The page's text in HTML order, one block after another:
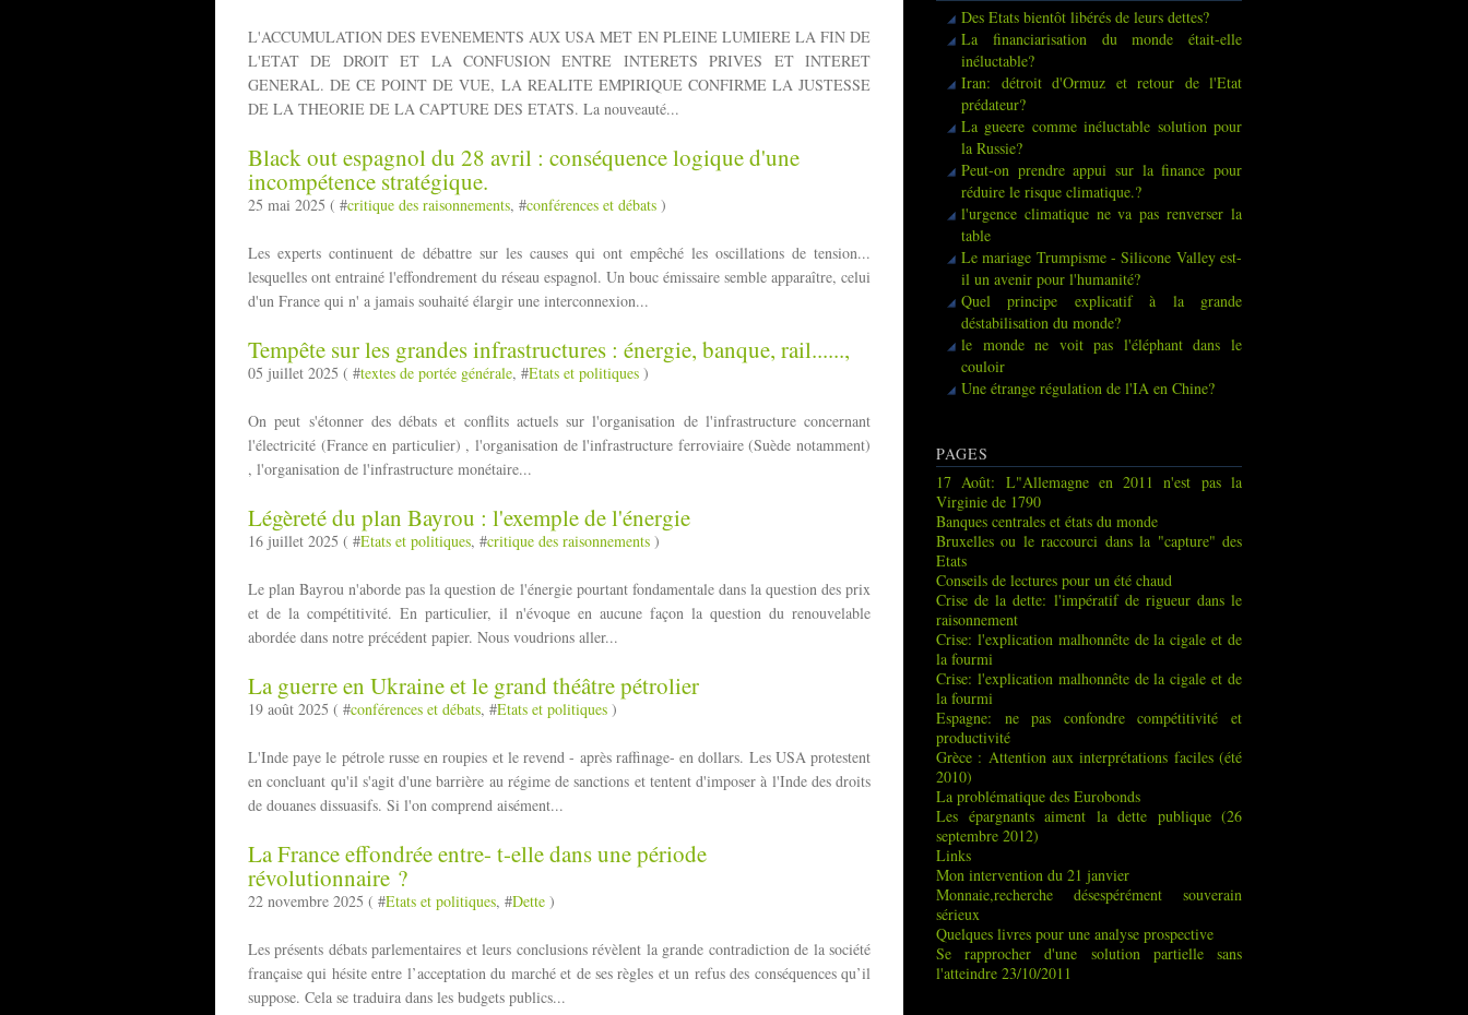
L'ACCUMULATION DES EVENEMENTS AUX USA MET EN PLEINE LUMIERE LA FIN DE
L'ETAT DE DROIT ET LA CONFUSION ENTRE INTERETS PRIVES ET INTERET
GENERAL. DE CE POINT DE VUE, LA REALITE EMPIRIQUE CONFIRME LA JUSTESSE
DE LA THEORIE DE LA CAPTURE DES ETATS. La nouveauté...
Black out espagnol du 28 avril : conséquence logique d'une
incompétence stratégique.
25 mai 2025 ( #critique des raisonnements, #conférences et débats )
Les experts continuent de débattre sur les causes qui ont empêché les oscillations de tension...
lesquelles ont entrainé l'effondrement du réseau espagnol. Un bouc émissaire semble apparaître, celui
d'un France qui n' a jamais souhaité élargir une interconnexion...
Tempête sur les grandes infrastructures : énergie, banque, rail......,
05 juillet 2025 ( #textes de portée générale, #Etats et politiques )
On peut s'étonner des débats et conflits actuels sur l'organisation de l'infrastructure concernant
l'électricité (France en particulier) , l'organisation de l'infrastructure ferroviaire (Suède notamment)
, l'organisation de l'infrastructure monétaire...
Légèreté du plan Bayrou : l'exemple de l'énergie
16 juillet 2025 ( #Etats et politiques, #critique des raisonnements )
Le plan Bayrou n'aborde pas la question de l'énergie pourtant fondamentale dans la question des prix
et de la compétitivité. En particulier, il n'évoque en aucune façon la question du renouvelable
abordée dans notre précédent papier. Nous voudrions aller...
La guerre en Ukraine et le grand théâtre pétrolier
19 août 2025 ( #conférences et débats, #Etats et politiques )
L'Inde paye le pétrole russe en roupies et le revend - après raffinage- en dollars. Les USA protestent
en concluant qu'il s'agit d'une barrière au régime de sanctions et tentent d'imposer à l'Inde des droits
de douanes dissuasifs. Si l'on comprend aisément...
La France effondrée entre- t-elle dans une période
révolutionnaire ?
22 novembre 2025 ( #Etats et politiques, #Dette )
Les présents débats parlementaires et leurs conclusions révèlent la grande contradiction de la société
française qui hésite entre l’acceptation du marché et de ses règles et un refus des conséquences qu’il
suppose. Cela se traduira dans les budgets publics...
Des Etats bientôt libérés de leurs dettes?
La financiarisation du monde était-elle
inéluctable?
Iran: détroit d'Ormuz et retour de l'Etat
prédateur?
La gueere comme inéluctable solution pour
la Russie?
Peut-on prendre appui sur la finance pour
réduire le risque climatique.?
l'urgence climatique ne va pas renverser la
table
Le mariage Trumpisme - Silicone Valley est-
il un avenir pour l'humanité?
Quel principe explicatif à la grande
déstabilisation du monde?
le monde ne voit pas l'éléphant dans le
couloir
Une étrange régulation de l'IA en Chine?
PAGES
17 Août: L"Allemagne en 2011 n'est pas la
Virginie de 1790
Banques centrales et états du monde
Bruxelles ou le raccourci dans la "capture" des
Etats
Conseils de lectures pour un été chaud
Crise de la dette: l'impératif de rigueur dans le
raisonnement
Crise: l'explication malhonnête de la cigale et de
la fourmi
Crise: l'explication malhonnête de la cigale et de
la fourmi
Espagne: ne pas confondre compétitivité et
productivité
Grèce : Attention aux interprétations faciles (été
2010)
La problématique des Eurobonds
Les épargnants aiment la dette publique (26
septembre 2012)
Links
Mon intervention du 21 janvier
Monnaie,recherche désespérément souverain
sérieux
Quelques livres pour une analyse prospective
Se rapprocher d'une solution partielle sans
l'atteindre 23/10/2011